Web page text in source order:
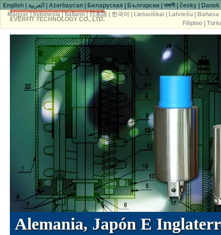
EVERFIT TECHNOLOGY CO., LTD.
Alemania, Japón E
English العربية |Azərbaycan Беларуская Български |বাঙ্গালী|česky Dansk
Magyar|Indonesia|Italiano|日本語| 한국어 Lietuviškai| Latviešu|
Bahasa
Filipino|